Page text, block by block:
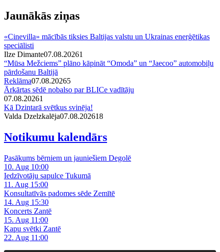
Jaunākās ziņas
«Cinevilla» mācībās tiksies Baltijas valstu un Ukrainas enerģētikas
speciālisti
Ilze Dimante07.08.20261
“Mūsa Mežciems” plāno kāpināt “Omoda” un “Jaecoo” automobiļu
pārdošanu Baltijā
Reklāma07.08.20265
Ārkārtas sēdē nobalso par BLICe vadītāju
07.08.20261
Kā Dzintarā svētkus svinēja!
Valda Dzelzkalēja07.08.202618
Notikumu kalendārs
Pasākums bērniem un jauniešiem Degolē
10. Aug 10:00
Iedzīvotāju sapulce Tukumā
11. Aug 15:00
Konsultatīvās padomes sēde Zemītē
14. Aug 15:30
Koncerts Zantē
15. Aug 11:00
Kapu svētki Zantē
22. Aug 11:00